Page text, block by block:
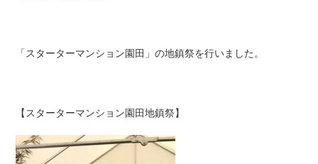
「スターターマンション園田」の地鎮祭を行いました。
【スターターマンション園田地鎮祭】